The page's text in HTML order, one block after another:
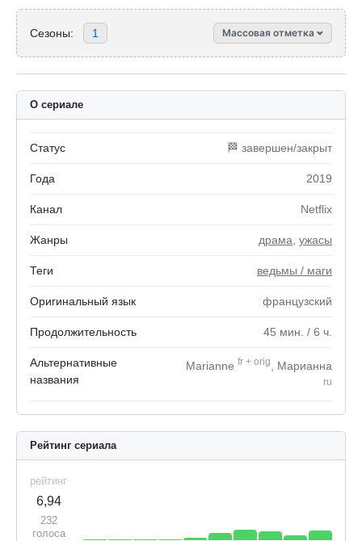
Сезоны: 1 Массовая отметка
О сериале
Статус 🏁 завершен/закрыт
Года 2019
Канал Netflix
Жанры драма ужасы
Теги ведьмы / маги
Оригинальный язык французский
Продолжительность 45 мин. / 6 ч.
Альтернативные
названия
Marianne fr + orig , Марианна
ru
Рейтинг сериала
рейтинг
6,94
232
голоса